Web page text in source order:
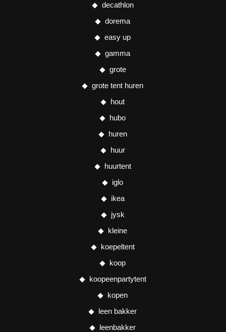
decathlon
dorema
easy up
gamma
grote
grote tent huren
hout
hubo
huren
huur
huurtent
iglo
ikea
jysk
kleine
koepeltent
koop
koopeenpartytent
kopen
leen bakker
leenbakker